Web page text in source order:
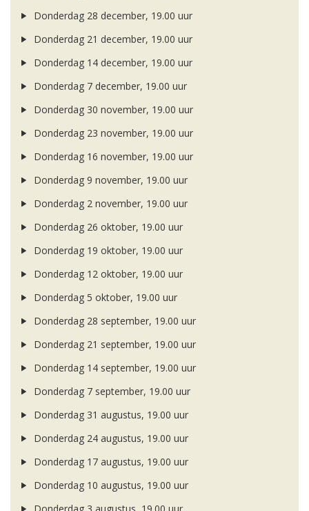
Donderdag 28 december, 19.00 uur
Donderdag 21 december, 19.00 uur
Donderdag 14 december, 19.00 uur
Donderdag 7 december, 19.00 uur
Donderdag 30 november, 19.00 uur
Donderdag 23 november, 19.00 uur
Donderdag 16 november, 19.00 uur
Donderdag 9 november, 19.00 uur
Donderdag 2 november, 19.00 uur
Donderdag 26 oktober, 19.00 uur
Donderdag 19 oktober, 19.00 uur
Donderdag 12 oktober, 19.00 uur
Donderdag 5 oktober, 19.00 uur
Donderdag 28 september, 19.00 uur
Donderdag 21 september, 19.00 uur
Donderdag 14 september, 19.00 uur
Donderdag 7 september, 19.00 uur
Donderdag 31 augustus, 19.00 uur
Donderdag 24 augustus, 19.00 uur
Donderdag 17 augustus, 19.00 uur
Donderdag 10 augustus, 19.00 uur